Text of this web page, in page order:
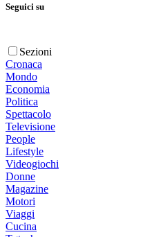
Seguici su
Sezioni
Cronaca
Mondo
Economia
Politica
Spettacolo
Televisione
People
Lifestyle
Videogiochi
Donne
Magazine
Motori
Viaggi
Cucina